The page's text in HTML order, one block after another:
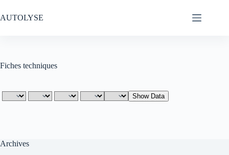
au
contenu
AUTOLYSE
Fiches techniques
Archives